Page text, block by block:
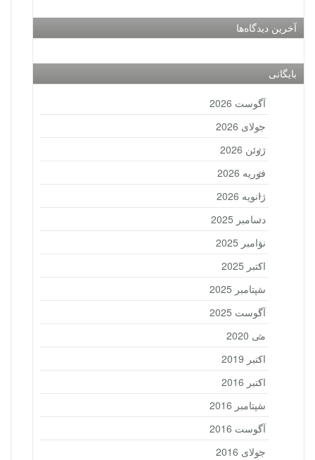
آخرین دیدگاه‌ها
بایگانی
آگوست 2026
جولای 2026
ژوئن 2026
فوریه 2026
ژانویه 2026
دسامبر 2025
نوامبر 2025
اکتبر 2025
سپتامبر 2025
آگوست 2025
می 2020
اکتبر 2019
اکتبر 2016
سپتامبر 2016
آگوست 2016
جولای 2016